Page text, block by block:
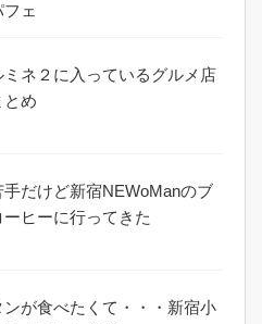
ェ
ミネ２に入っているグルメ店
とめ
手だけど新宿NEWoManのブ
ヒーに行ってきた
ンが食べたくて・・・新宿小